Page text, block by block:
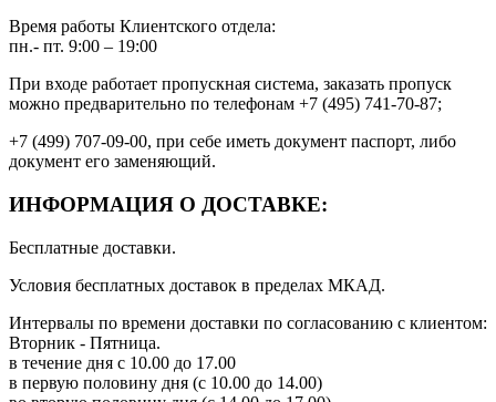
Время работы Клиентского отдела:
пн.- пт. 9:00 – 19:00
При входе работает пропускная система, заказать пропуск
можно предварительно по телефонам +7 (495) 741-70-87;
+7 (499) 707-09-00, при себе иметь документ паспорт, либо
документ его заменяющий.
ИНФОРМАЦИЯ О ДОСТАВКЕ:
Бесплатные доставки.
Условия бесплатных доставок в пределах МКАД.
Интервалы по времени доставки по согласованию с клиентом:
Вторник - Пятница.
в течение дня с 10.00 до 17.00
в первую половину дня (с 10.00 до 14.00)